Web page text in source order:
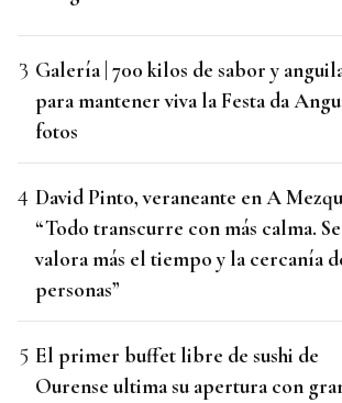
Galería | 700 kilos de sabor y
para mantener viva la Festa da
fotos
David Pinto, veraneante en A
“Todo transcurre con más calma. Se
valora más el tiempo y la cercanía
personas”
El primer buffet libre de sushi de
Ourense ultima su apertura con